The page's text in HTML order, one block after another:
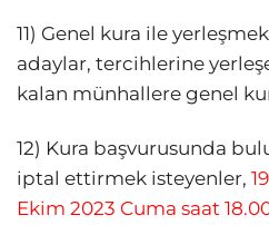
11) Genel kura ile
adaylar, tercihlerine
kalan münhallere genel
12) Kura başvurusunda
iptal ettirmek isteyenler,
Ekim 2023 Cuma saat